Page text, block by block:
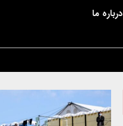
درباره ما